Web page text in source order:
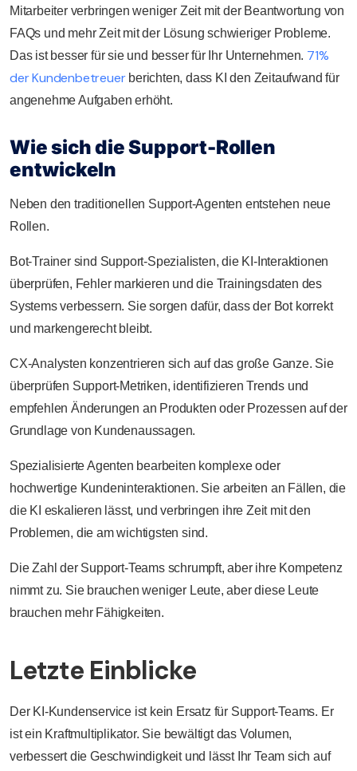
Mitarbeiter verbringen weniger Zeit mit der Beantwortung von
FAQs und mehr Zeit mit der Lösung schwieriger Probleme.
Das ist besser für sie und besser für Ihr Unternehmen. 71%
der Kundenbetreuerberichten, dass KI den Zeitaufwand für
angenehme Aufgaben erhöht.
Wie sich die Support-Rollen
entwickeln
Neben den traditionellen Support-Agenten entstehen neue
Rollen.
Bot-Trainer sind Support-Spezialisten, die KI-Interaktionen
überprüfen, Fehler markieren und die Trainingsdaten des
Systems verbessern. Sie sorgen dafür, dass der Bot korrekt
und markengerecht bleibt.
CX-Analysten konzentrieren sich auf das große Ganze. Sie
überprüfen Support-Metriken, identifizieren Trends und
empfehlen Änderungen an Produkten oder Prozessen auf der
Grundlage von Kundenaussagen.
Spezialisierte Agenten bearbeiten komplexe oder
hochwertige Kundeninteraktionen. Sie arbeiten an Fällen, die
die KI eskalieren lässt, und verbringen ihre Zeit mit den
Problemen, die am wichtigsten sind.
Die Zahl der Support-Teams schrumpft, aber ihre Kompetenz
nimmt zu. Sie brauchen weniger Leute, aber diese Leute
brauchen mehr Fähigkeiten.
Letzte Einblicke
Der KI-Kundenservice ist kein Ersatz für Support-Teams. Er
ist ein Kraftmultiplikator. Sie bewältigt das Volumen,
verbessert die Geschwindigkeit und lässt Ihr Team sich auf